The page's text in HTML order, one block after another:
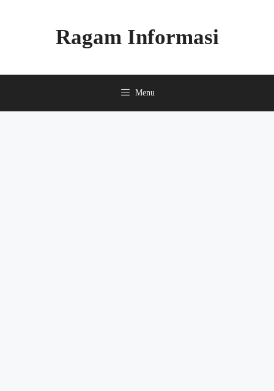
Ragam Informasi
Menu